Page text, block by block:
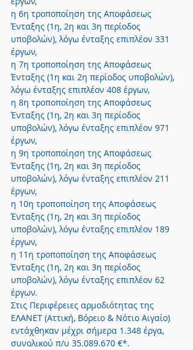
η 6η τροποποίηση της Αποφάσεως
Ένταξης (1η, 2η και 3η περίοδος
υποβολών), λόγω ένταξης επιπλέον 331
έργων,
η 7η τροποποίηση της Αποφάσεως
Ένταξης (1η και 2η περίοδος υποβολών),
λόγω ένταξης επιπλέον 408 έργων,
η 8η τροποποίηση της Αποφάσεως
Ένταξης (1η, 2η και 3η περίοδος
υποβολών), λόγω ένταξης επιπλέον 971
έργων,
η 9η τροποποίηση της Αποφάσεως
Ένταξης (1η, 2η και 3η περίοδος
υποβολών), λόγω ένταξης επιπλέον 211
έργων,
η 10η τροποποίηση της Αποφάσεως
Ένταξης (1η, 2η και 3η περίοδος
υποβολών), λόγω ένταξης επιπλέον 189
έργων,
η 11η τροποποίηση της Αποφάσεως
Ένταξης (1η, 2η και 3η περίοδος
υποβολών), λόγω ένταξης επιπλέον 62
έργων.
Στις Περιφέρειες αρμοδιότητας της
ΕΛΑΝΕΤ (Αττική, Βόρειο & Νότιο Αιγαίο)
εντάχθηκαν μέχρι σήμερα 1.348 έργα,
συνολικού π/υ 35.089.670 €*.